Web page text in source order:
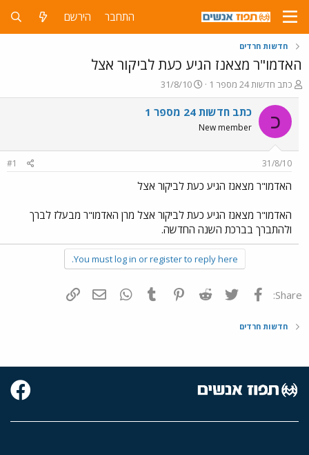
התחבר הירשם
חדשות חרדים
האדמו"ר מצאנז הגיע כעת לביקור אצל
פ
ו
ת
ח
ה
ו
ש
א
כתב חדשות 24 מספר 1
פ
ו
ר
ר
31/8/10
כ כתב חדשות 24 מספר 1
New member
31/8/10
#1
האדמו"ר מצאנז הגיע כעת לביקור אצל
האדמו"ר מצאנז הגיע כעת לביקור אצל מרן האדמו"ר מבעלז לברך
ולהתברך בברכת השנה החדשה.
You must log in or register to reply here.
Share: פייסבוק Twitter
Reddit
Pinterest
Tumblr
WhatsAppדואר אלקטרוני
חדשות חרדים